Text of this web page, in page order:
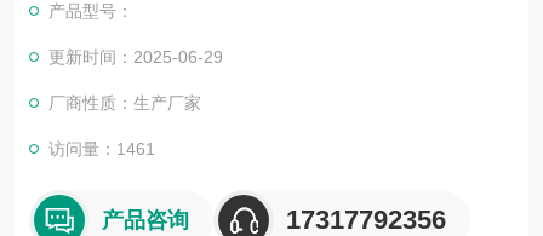
的合作关系，共同努力合作共赢。
产品型号：
更新时间：2025-06-29
厂商性质：生产厂家
访问量：1461
产品咨询 17317792356